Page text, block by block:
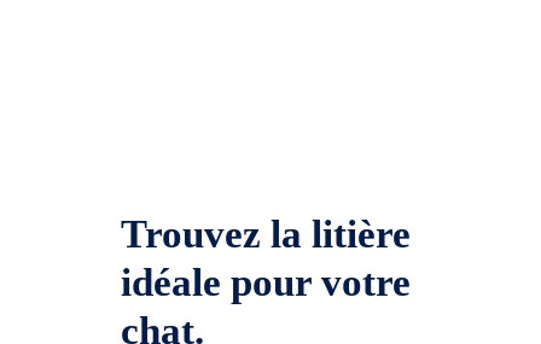
Trouvez la litière
idéale pour votre
chat.